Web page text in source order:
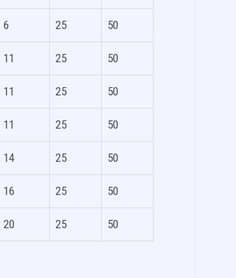
6 25 50
11 25 50
11 25 50
11 25 50
14 25 50
16 25 50
20 25 50